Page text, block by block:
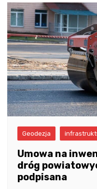
Geodezja
Umowa na
dróg
podpisana